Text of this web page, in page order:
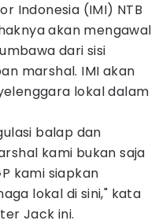
Indonesia (IMI) NTB
akan mengawal
dari sisi
marshal. IMI akan
lokal dalam
balap dan
kami bukan saja
kami siapkan
lokal di sini," kata
Jack ini.